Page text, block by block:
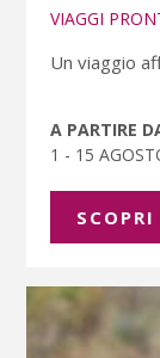
VIAGGI
Un viaggio
A PARTIRE
1 - 15